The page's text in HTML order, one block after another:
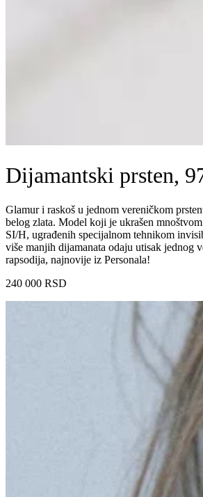
Dijamantski prsten,
Glamur i raskoš u jednom vereničkom
belog zlata. Model koji je ukrašen
SI/H, ugrađenih specijalnom tehnikom
više manjih dijamanata odaju utisak jednog
rapsodija, najnovije iz Personala!
240 000 RSD